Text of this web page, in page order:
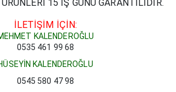
15 İŞ GÜNÜ GARANTİLİDİR.
İLETİŞİM İÇİN:
KALENDEROĞLU
0535 461 99 68
KALENDEROĞLU
0545 580 47 98